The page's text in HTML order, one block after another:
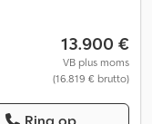
13.900 €
VB plus moms
(16.819 € brutto)
Ring op